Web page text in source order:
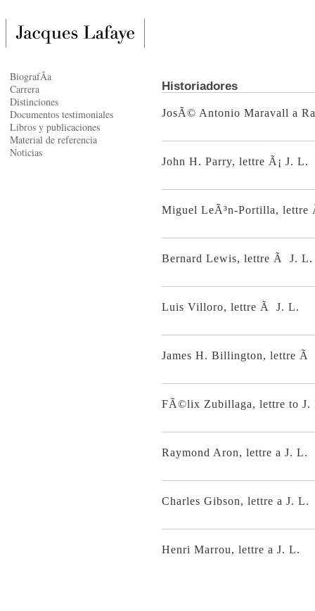
Historiadores
JosÃ© Antonio Maravall a
John H. Parry, lettre Ã¡ J. L.
Miguel LeÃ³n-Portilla,
Bernard Lewis, lettre Ã J. L.
Luis Villoro, lettre Ã J. L.
James H. Billington, lettre Ã
FÃ©lix Zubillaga, lettre to J.
Raymond Aron, lettre a J. L.
Charles Gibson, lettre a J. L.
Henri Marrou, lettre a J. L.
BiografÃ­a
Carrera
Distinciones
Documentos testimoniales
Libros y publicaciones
Material de referencia
Noticias